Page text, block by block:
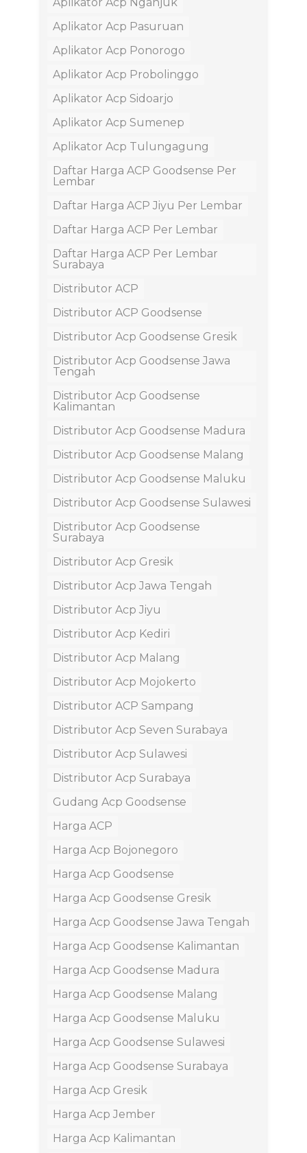
Aplikator Acp Pasuruan
Aplikator Acp Ponorogo
Aplikator Acp Probolinggo
Aplikator Acp Sidoarjo
Aplikator Acp Sumenep
Aplikator Acp Tulungagung
Daftar Harga ACP Goodsense Per
Lembar
Daftar Harga ACP Jiyu Per Lembar
Daftar Harga ACP Per Lembar
Daftar Harga ACP Per Lembar
Surabaya
Distributor ACP
Distributor ACP Goodsense
Distributor Acp Goodsense Gresik
Distributor Acp Goodsense Jawa
Tengah
Distributor Acp Goodsense
Kalimantan
Distributor Acp Goodsense Madura
Distributor Acp Goodsense Malang
Distributor Acp Goodsense Maluku
Distributor Acp Goodsense Sulawesi
Distributor Acp Goodsense
Surabaya
Distributor Acp Gresik
Distributor Acp Jawa Tengah
Distributor Acp Jiyu
Distributor Acp Kediri
Distributor Acp Malang
Distributor Acp Mojokerto
Distributor ACP Sampang
Distributor Acp Seven Surabaya
Distributor Acp Sulawesi
Distributor Acp Surabaya
Gudang Acp Goodsense
Harga ACP
Harga Acp Bojonegoro
Harga Acp Goodsense
Harga Acp Goodsense Gresik
Harga Acp Goodsense Jawa Tengah
Harga Acp Goodsense Kalimantan
Harga Acp Goodsense Madura
Harga Acp Goodsense Malang
Harga Acp Goodsense Maluku
Harga Acp Goodsense Sulawesi
Harga Acp Goodsense Surabaya
Harga Acp Gresik
Harga Acp Jember
Harga Acp Kalimantan